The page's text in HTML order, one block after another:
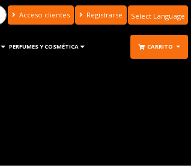
Acceso clientes Registrarse
Translate
PERFUMES Y COSMÉTICA CARRITO